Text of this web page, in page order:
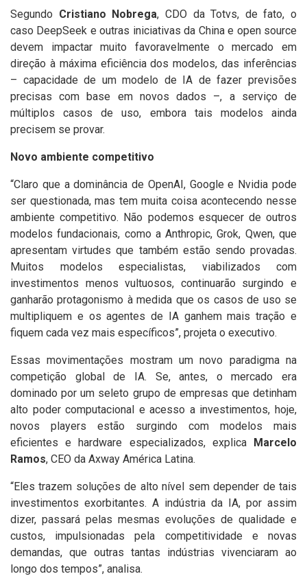
Segundo Cristiano Nobrega, CDO da Totvs, de fato, o
caso DeepSeek e outras iniciativas da China e open source
devem impactar muito favoravelmente o mercado em
direção à máxima eficiência dos modelos, das inferências
– capacidade de um modelo de IA de fazer previsões
precisas com base em novos dados –, a serviço de
múltiplos casos de uso, embora tais modelos ainda
precisem se provar.
Novo ambiente competitivo
“Claro que a dominância de OpenAI, Google e Nvidia pode
ser questionada, mas tem muita coisa acontecendo nesse
ambiente competitivo. Não podemos esquecer de outros
modelos fundacionais, como a Anthropic, Grok, Qwen, que
apresentam virtudes que também estão sendo provadas.
Muitos modelos especialistas, viabilizados com
investimentos menos vultuosos, continuarão surgindo e
ganharão protagonismo à medida que os casos de uso se
multipliquem e os agentes de IA ganhem mais tração e
fiquem cada vez mais específicos”, projeta o executivo.
Essas movimentações mostram um novo paradigma na
competição global de IA. Se, antes, o mercado era
dominado por um seleto grupo de empresas que detinham
alto poder computacional e acesso a investimentos, hoje,
novos players estão surgindo com modelos mais
eficientes e hardware especializados, explica
Marcelo
Ramos, CEO da Axway América Latina.
“Eles trazem soluções de alto nível sem depender de tais
investimentos exorbitantes. A indústria da IA, por assim
dizer, passará pelas mesmas evoluções de qualidade e
custos, impulsionadas pela competitividade e novas
demandas, que outras tantas indústrias vivenciaram ao
longo dos tempos”, analisa.